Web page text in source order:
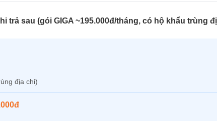
trả sau (gói GIGA ~195.000đ/tháng, có hộ khẩu trùng
địa chỉ)